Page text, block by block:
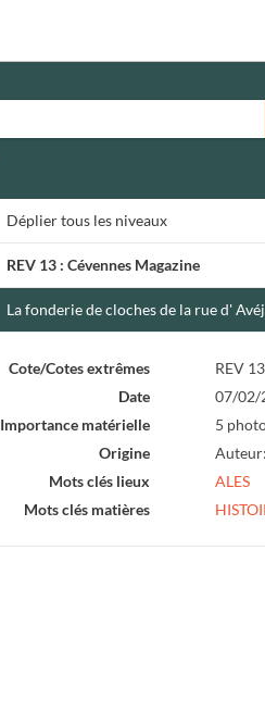
Dépliertous les niveaux
REV 13 : Cévennes Magazine
La fonderie de cloches de la rue d'
Cote/Cotes extrêmes
REV 13
Date
07/02/
Importance matérielle
5
Origine
Mots clés lieux
ALES
Mots clés matières